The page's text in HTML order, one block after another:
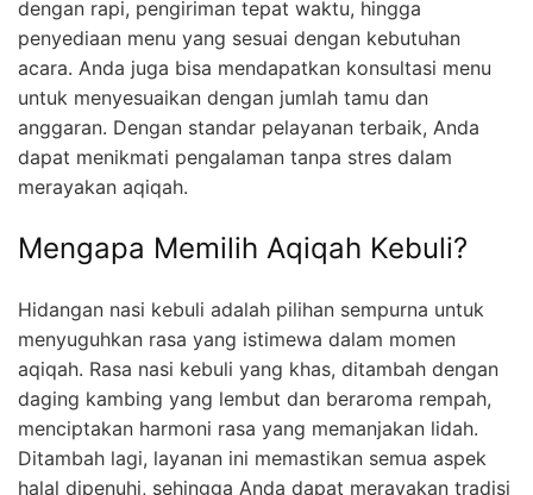
dengan rapi, pengiriman tepat waktu, hingga
penyediaan menu yang sesuai dengan kebutuhan
acara. Anda juga bisa mendapatkan konsultasi menu
untuk menyesuaikan dengan jumlah tamu dan
anggaran. Dengan standar pelayanan terbaik, Anda
dapat menikmati pengalaman tanpa stres dalam
merayakan aqiqah.
Mengapa Memilih Aqiqah Kebuli?
Hidangan nasi kebuli adalah pilihan sempurna untuk
menyuguhkan rasa yang istimewa dalam momen
aqiqah. Rasa nasi kebuli yang khas, ditambah dengan
daging kambing yang lembut dan beraroma rempah,
menciptakan harmoni rasa yang memanjakan lidah.
Ditambah lagi, layanan ini memastikan semua aspek
halal dipenuhi, sehingga Anda dapat merayakan tradisi